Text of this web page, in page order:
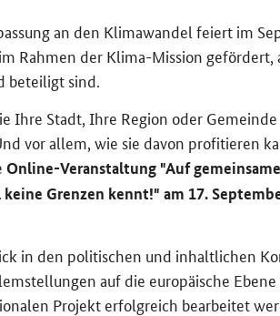
an den Kli­ma­wan­del fei­ert im
Rah­men der Klima-​Mission
be­tei­ligt sind.
Ihre Stadt, Ihre Re­gi­on oder
vor allem, wie sie davon pro­fi­tie­ren
Online-​Veranstaltung "Auf
Gren­zen kennt!" am 17.
in den po­li­ti­schen und in­halt­li­chen
auf die eu­ro­päi­sche
Pro­jekt er­folg­reich be­ar­bei­tet